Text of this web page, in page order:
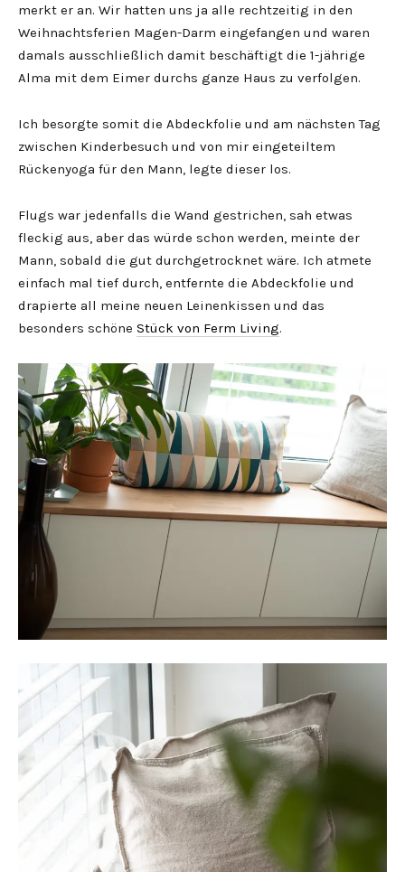
merkt er an. Wir hatten uns ja alle rechtzeitig in den
Weihnachtsferien Magen-Darm eingefangen und waren
damals ausschließlich damit beschäftigt die 1-jährige
Alma mit dem Eimer durchs ganze Haus zu verfolgen.
Ich besorgte somit die Abdeckfolie und am nächsten Tag
zwischen Kinderbesuch und von mir eingeteiltem
Rückenyoga für den Mann, legte dieser los.
Flugs war jedenfalls die Wand gestrichen, sah etwas
fleckig aus, aber das würde schon werden, meinte der
Mann, sobald die gut durchgetrocknet wäre. Ich atmete
einfach mal tief durch, entfernte die Abdeckfolie und
drapierte all meine neuen Leinenkissen und das
besonders schöne Stück von Ferm Living.